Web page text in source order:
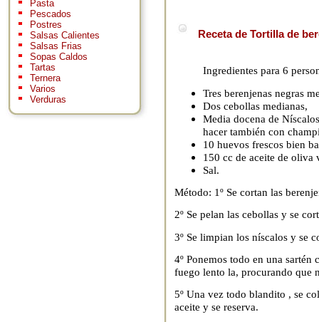
Pasta
Pescados
Postres
Salsas Calientes
Salsas Frias
Sopas Caldos
Tartas
Ternera
Varios
Verduras
Receta de Tortilla de
Ingredientes para 6
Tres berenjenas negras
Dos cebollas medianas,
Media docena de
hacer también con
10 huevos frescos bien
150 cc de aceite de oliva
Sal.
Método: 1º Se cortan las
2º Se pelan las cebollas y se
3º Se limpian los níscalos y se
4º Ponemos todo en una sartén
fuego lento la, procurando que
5º Una vez todo blandito , se
aceite y se reserva.